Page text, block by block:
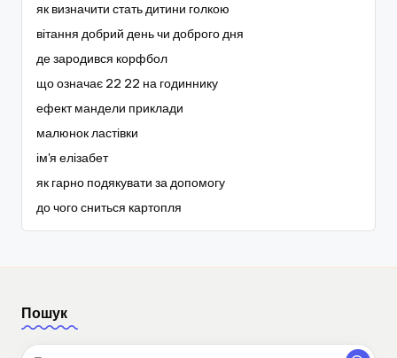
як визначити стать дитини голкою
вітання добрий день чи доброго дня
де зародився корфбол
що означає 22 22 на годиннику
ефект мандели приклади
малюнок ластівки
ім'я елізабет
як гарно подякувати за допомогу
до чого сниться картопля
Пошук